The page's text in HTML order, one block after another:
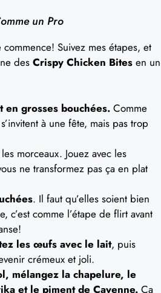
un Pro
Suivez mes étapes, et
des Crispy Chicken Bites en un
en grosses bouchées. Comme
à une fête, mais pas trop
les morceaux. Jouez avec les
ne transformez pas ça en plat
. Il faut qu’elles soient bien
c’est comme l’étape de flirt avant
les œufs avec le lait, puis
crémeux et joli.
mélangez la chapelure, le
et le piment de Cayenne. Ça